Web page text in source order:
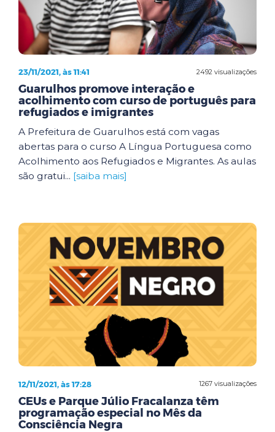
2492 visualizações
23/11/2021, às 11:41
Guarulhos promove interação e
acolhimento com curso de português para
refugiados e imigrantes
A Prefeitura de Guarulhos está com vagas
abertas para o curso A Língua Portuguesa como
Acolhimento aos Refugiados e Migrantes. As aulas
são gratui... [saiba mais]
1267 visualizações
12/11/2021, às 17:28
CEUs e Parque Júlio Fracalanza têm
programação especial no Mês da
Consciência Negra